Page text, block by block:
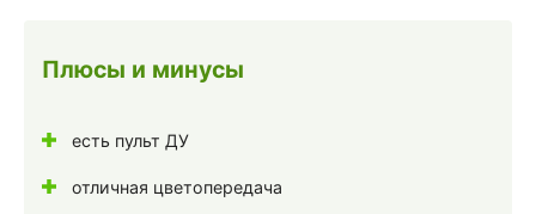
Плюсы и минусы
есть пульт ДУ
отличная цветопередача